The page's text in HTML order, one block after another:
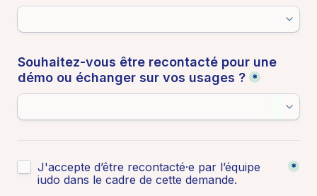
Souhaitez-vous être recontacté pour une
démo ou échanger sur vos usages ? *
Untitled checkboxes field
J'accepte d’être recontacté·e par l’équipe
iudo dans le cadre de cette demande.
*